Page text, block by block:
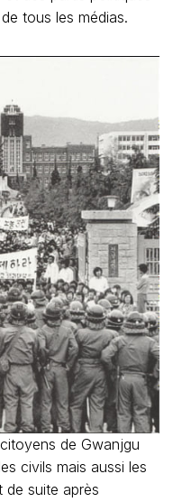
tous les médias.
de Gwanjgu
civils mais aussi les
de suite après